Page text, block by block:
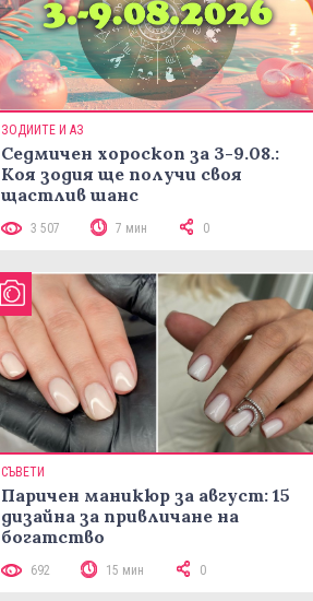
ЗОДИИТЕ И АЗ
Седмичен хороскоп за 3-9.08.:
Коя зодия ще получи своя
щастлив шанс
3 507 7 мин 0
СЪВЕТИ
Паричен маникюр за август: 15
дизайна за привличане на
богатство
692 15 мин 0